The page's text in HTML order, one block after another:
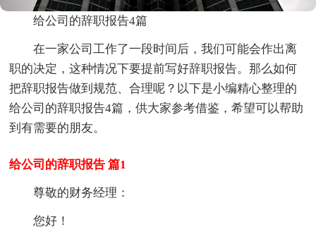
给公司的辞职报告4篇
在一家公司工作了一段时间后，我们可能会作出离
职的决定，这种情况下要提前写好辞职报告。那么如何
把辞职报告做到规范、合理呢？以下是小编精心整理的
给公司的辞职报告4篇，供大家参考借鉴，希望可以帮助
到有需要的朋友。
给公司的辞职报告 篇1
尊敬的财务经理：
您好！